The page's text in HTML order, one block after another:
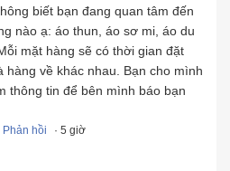
biết bạn đang quan tâm đến
nào ạ: áo thun, áo sơ mi, áo du
mặt hàng sẽ có thời gian đặt
hàng về khác nhau. Bạn cho mình
thông tin để bên mình báo bạn
Phản hồi · 5 giờ